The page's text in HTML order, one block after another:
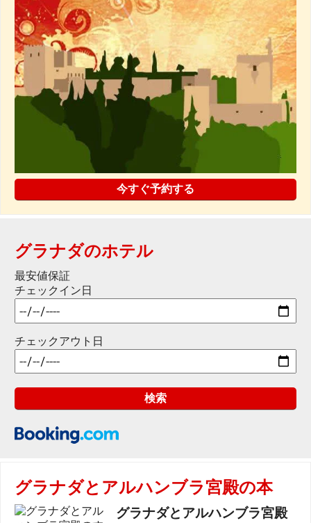
今すぐ予約する
グラナダのホテル
最安値保証
チェックイン日
チェックアウト日
グラナダとアルハンブラ宮殿の本
グラナダとアルハンブラ宮殿